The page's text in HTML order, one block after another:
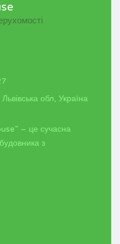
обл, Україна
– це сучасна
з